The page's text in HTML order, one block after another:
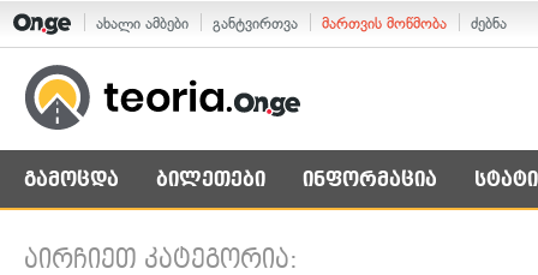
ახალი ამბები განტვირთვა მართვის მოწმობა ძებნა
გამოცდა ბილეთები ინფორმაცია
აირჩიეთ კატეგორია: